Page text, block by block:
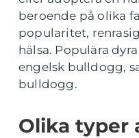
beroende på olika
popularitet,
hälsa. Populära
engelsk bulldogg,
bulldogg.
Olika typer